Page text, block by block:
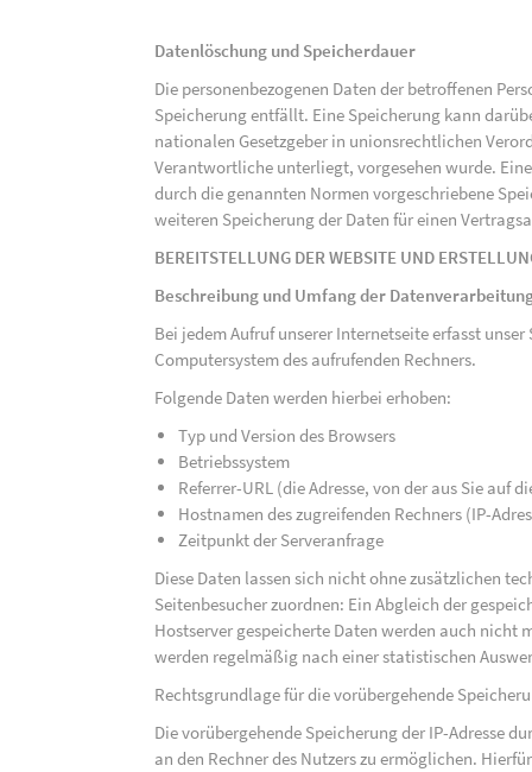
Datenlöschung und Speicherdauer
Die personenbezogenen Daten der betroffenen
Speicherung entfällt. Eine Speicherung kann
nationalen Gesetzgeber in unionsrechtlichen
Verantwortliche unterliegt, vorgesehen wurde.
durch die genannten Normen vorgeschriebene
weiteren Speicherung der Daten für einen
BEREITSTELLUNG DER WEBSITE UND
Beschreibung und Umfang der
Bei jedem Aufruf unserer Internetseite erfasst
Computersystem des aufrufenden Rechners.
Folgende Daten werden hierbei erhoben:
Typ und Version des Browsers
Betriebssystem
Referrer-URL (die Adresse, von der aus Sie auf
Hostnamen des zugreifenden Rechners (IP-
Zeitpunkt der Serveranfrage
Diese Daten lassen sich nicht ohne zusätzlichen
Seitenbesucher zuordnen: Ein Abgleich der
Hostserver gespeicherte Daten werden auch nicht
werden regelmäßig nach einer statistischen
Rechtsgrundlage für die vorübergehende
Die vorübergehende Speicherung der IP-Adresse
an den Rechner des Nutzers zu ermöglichen.